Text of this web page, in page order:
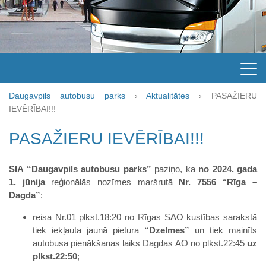
Daugavpils autobusu parks›Aktualitātes › PASAŽIERU
IEVĒRĪBAI!!!
PASAŽIERU IEVĒRĪBAI!!!
SIA “Daugavpils autobusu parks” paziņo, ka no 2024. gada
1. jūnijareģionālās nozīmes maršrutā Nr. 7556 “Rīga –
Dagda”:
reisa Nr.01 plkst.18:20 no Rīgas SAO kustības sarakstā
tiek iekļauta jaunā pietura “Dzelmes” un tiek mainīts
autobusa pienākšanas laiks Dagdas AO no plkst.22:45 uz
plkst.22:50;